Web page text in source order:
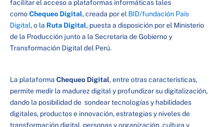
facilitar el acceso a plataformas informáticas tales
comoChequeo Digital, creada por el BID/fundación País
Digital, o la Ruta Digital, puesta a disposición por el Ministerio
de la Producción junto a la Secretaría de Gobierno y
Transformación Digital del Perú.
La plataforma Chequeo Digital, entre otras características,
permite medir la madurez digital y profundizar su digitalización,
dando la posibilidad de sondear tecnologías y habilidades
digitales, productos e innovación, estrategias y niveles de
transformación digital, personas y organización, cultura y